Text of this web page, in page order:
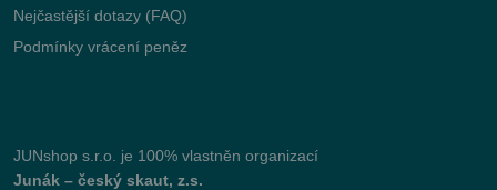
Nejčastější dotazy (FAQ)
Podmínky vrácení peněz
JUNshop s.r.o.
je 100% vlastněn organizací
Junák – český skaut, z.s.